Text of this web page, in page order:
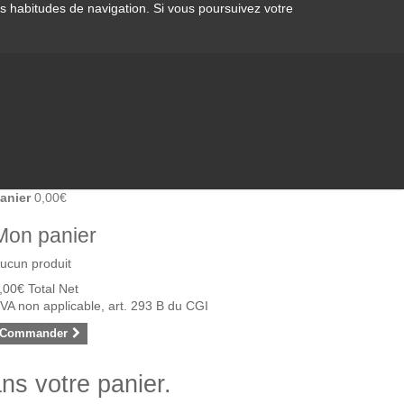
habitudes de navigation. Si vous poursuivez votre
0,00€
panier
produit
Total Net
non applicable, art. 293 B du CGI
Commander
votre panier.